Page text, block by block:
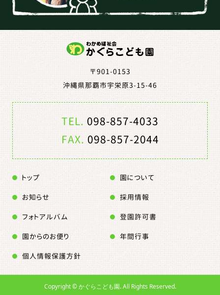
〒901-0153
沖縄県那覇市宇栄原3-15-46
TEL.098-857-4033
FAX.098-857-2044
トップ 園について
園からのお便り
お知らせ 採用情報
年間行事
フォトアルバム 登園許可書
個人情報保護方針
Copyright ©かぐらこども園. All Rights Reserved.